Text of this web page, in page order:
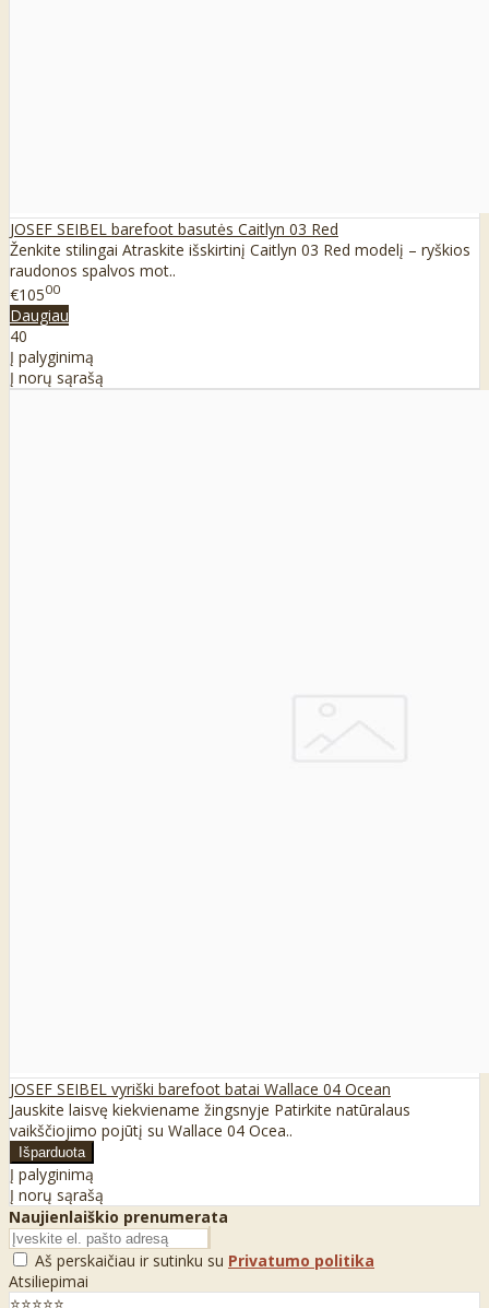
JOSEF SEIBEL barefoot basutės Caitlyn 03 Red
Ženkite stilingai Atraskite išskirtinį Caitlyn 03 Red modelį – ryškios
raudonos spalvos mot..
€10500
Daugiau
40
Į palyginimą
Į norų sąrašą
JOSEF SEIBEL vyriški barefoot batai Wallace 04 Ocean
Jauskite laisvę kiekviename žingsnyje Patirkite natūralaus
vaikščiojimo pojūtį su Wallace 04 Ocea..
Į palyginimą
Į norų sąrašą
Naujienlaiškio prenumerata
Aš perskaičiau ir sutinku su Privatumo politika
Atsiliepimai
⭐⭐⭐⭐⭐